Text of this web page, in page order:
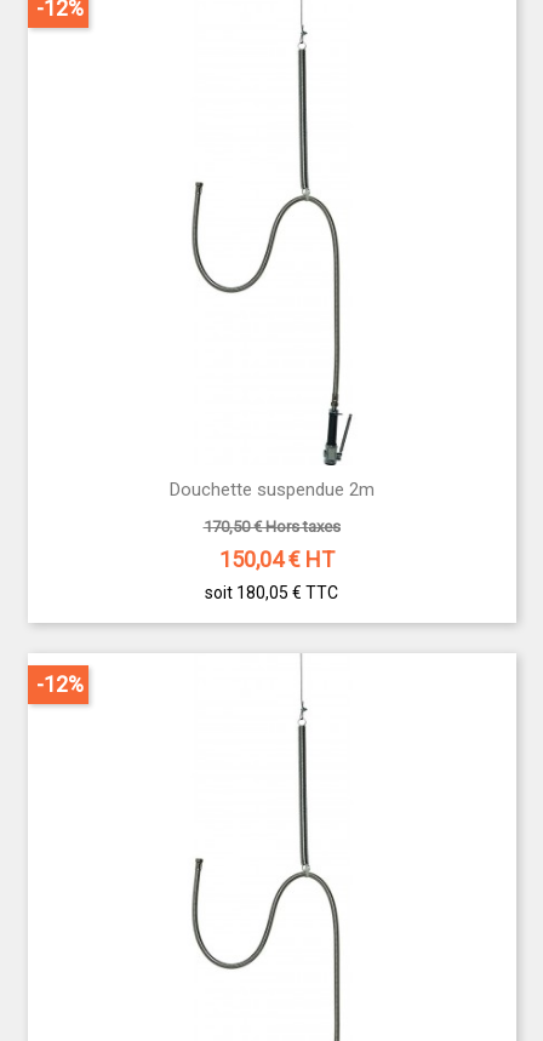
Douchette suspendue 2m
170,50 € Hors taxes
150,04€ HT
soit 180,05 € TTC
-12%
-12%